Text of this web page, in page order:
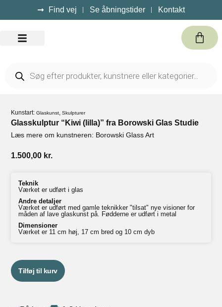
Find vej Se åbningstider Kontakt
Kunstart:Glaskunst,Skulpturer
Glasskulptur “Kiwi (lilla)” fra Borowski Glas Studie
Læs mere om kunstneren: Borowski Glass Art
1.500,00 kr.
Teknik
Værket er udført i glas
Andre detaljer
Værket er udført med gamle teknikker "tilsat" nye visioner for
måden af lave glaskunst på. Fødderne er udført i metal
Dimensioner
Værket er 11 cm høj, 17 cm bred og 10 cm dyb
Tilføj til kurv